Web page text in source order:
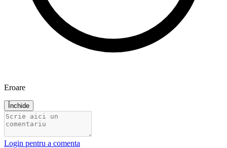
Eroare
Închide
Login pentru a comenta